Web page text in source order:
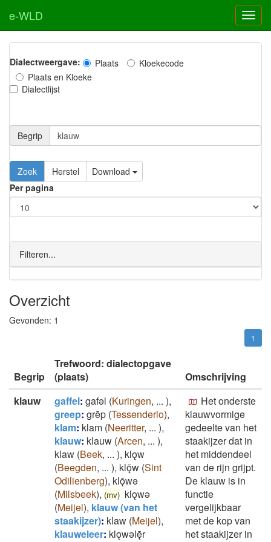
e-WLD
Dialectweergave: Plaats
Kloekecode
Plaats en Kloeke
Dialectlijst
Begrip
Zoek Herstel
Download
Per pagina
Filteren...
Overzicht
Gevonden: 1
1
Begrip
Trefwoord: dialectopgave
(plaats)
Omschrijving
klauw
gaffel: gafǝl (Kuringen, ... ),
greep: grēp (Tessenderlo),
klam: klam (Neeritter, ... ),
klauw: klauw (Arcen, ... ),
klaw (Beek, ... ), klǫw
(Beegden, ... ), klǭw (Sint
Odilienberg), klǭwǝ
(Milsbeek), (mv) klǫwǝ
(Meijel), klauw (van het
staakijzer): klaw (Meijel),
klauweleer: klǫwǝlę̄r
Het onderste
klauwvormige
gedeelte van het
staakijzer dat in
het middendeel
van de rijn grijpt.
De klauw is in
functie
vergelijkbaar
met de kop van
het staakijzer in